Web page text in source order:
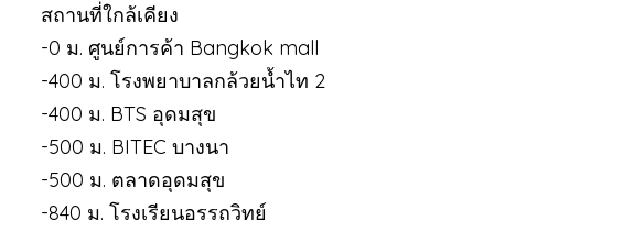
สถานที่ใกล้เคียง
-0 ม. ศูนย์การค้า Bangkok mall
-400 ม. โรงพยาบาลกล้วยน้ำไท 2
-400 ม. BTS อุดมสุข
-500 ม. BITEC บางนา
-500 ม. ตลาดอุดมสุข
-840 ม. โรงเรียนอรรถวิทย์